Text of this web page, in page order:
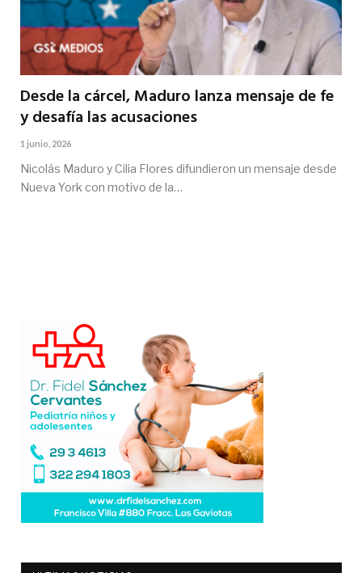
Desde la cárcel, Maduro lanza mensaje de fe
y desafía las acusaciones
1 junio, 2026
Nicolás Maduro y Cilia Flores difundieron un mensaje desde
Nueva York con motivo de la…